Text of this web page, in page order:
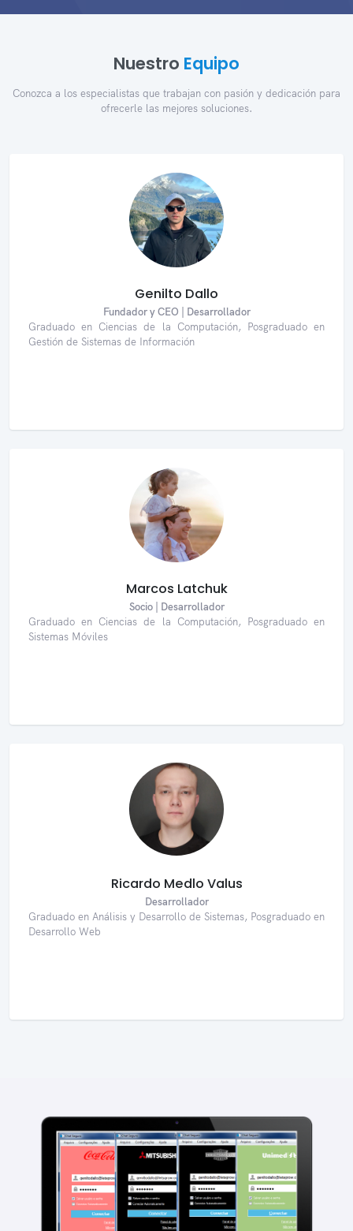
Nuestro Equipo
Conozca a los especialistas que trabajan con pasión y dedicación para
ofrecerle las mejores soluciones.
Genilto Dallo
Fundador y CEO | Desarrollador
Graduado en Ciencias de la Computación, Posgraduado en
Gestión de Sistemas de Información
Marcos Latchuk
Socio | Desarrollador
Graduado en Ciencias de la Computación, Posgraduado en
Sistemas Móviles
Ricardo Medlo Valus
Desarrollador
Graduado en Análisis y Desarrollo de Sistemas, Posgraduado en
Desarrollo Web